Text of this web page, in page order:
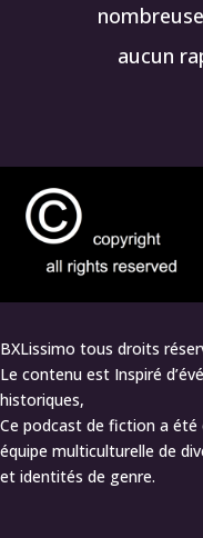
aucun
BXLissimo tous droits
Le contenu est Inspiré
historiques,
Ce podcast de fiction a
équipe multiculturelle de
et identités de genre.